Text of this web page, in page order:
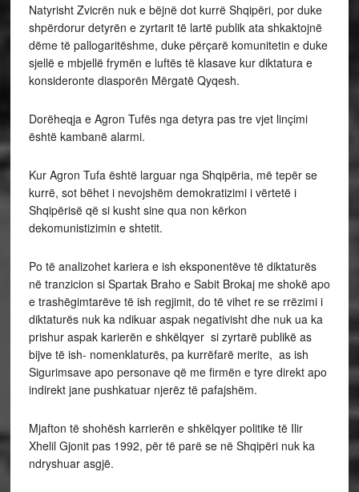
Natyrisht Zvicrën nuk e bëjnë dot kurrë Shqipëri, por duke
shpërdorur detyrën e zyrtarit të lartë publik ata shkaktojnë
dëme të pallogaritëshme, duke përçarë komunitetin e duke
sjellë e mbjellë frymën e luftës të klasave kur diktatura e
konsideronte diasporën Mërgatë Qyqesh.
Dorëheqja e Agron Tufës nga detyra pas tre vjet linçimi
është kambanë alarmi.
Kur Agron Tufa është larguar nga Shqipëria, më tepër se
kurrë, sot bëhet i nevojshëm demokratizimi i vërtetë i
Shqipërisë që si kusht sine qua non kërkon
dekomunistizimin e shtetit.
Po të analizohet kariera e ish eksponentëve të diktaturës
në tranzicion si Spartak Braho e Sabit Brokaj me shokë apo
e trashëgimtarëve të ish regjimit, do të vihet re se rrëzimi i
diktaturës nuk ka ndikuar aspak negativisht dhe nuk ua ka
prishur aspak karierën e shkëlqyer si zyrtarë publikë as
bijve të ish- nomenklaturës, pa kurrëfarë merite, as ish
Sigurimsave apo personave që me firmën e tyre direkt apo
indirekt jane pushkatuar njerëz të pafajshëm.
Mjafton të shohësh karrierën e shkëlqyer politike të Ilir
Xhelil Gjonit pas 1992, për të parë se në Shqipëri nuk ka
ndryshuar asgjë.